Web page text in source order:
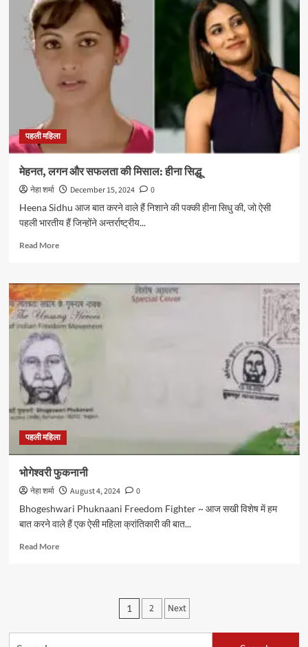
साहित्य,
नारीवाद
और
समाज
की
अनूठी
पहली महिला
मेहनत, लगन और सफलता की मिसाल: हीना सिद्धू
नेहा शर्मा December 15, 2024
0
Heena Sidhu आज बात करने वाले हैं निशाने की पक्की हीना सिधु की, जो ऐसी
पहली भारतीय हैं जिन्होंने अन्तर्राष्ट्रीय...
Read MoreRead
मेहनत,
लगन
और
सफलता
मिसाल:
हीना
सिद्धू
पहली महिला
भोगेश्वरी फुकनानी
नेहा शर्मा August 4, 2024
0
Bhogeshwari Phuknaani Freedom Fighter ~ आज सखी विशेष में हम
बात करने वाले हैं एक ऐसी महिला क्रांतिकारी की बात...
Read MoreRead
Posts
pagination
1 2 Next